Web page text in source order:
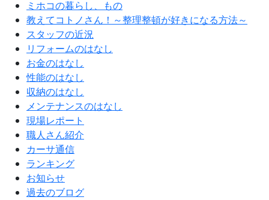
ミホコの暮らし、もの
教えてコトノさん！～整理整頓が好きになる方法～
スタッフの近況
リフォームのはなし
お金のはなし
性能のはなし
収納のはなし
メンテナンスのはなし
現場レポート
職人さん紹介
カーサ通信
ランキング
お知らせ
過去のブログ